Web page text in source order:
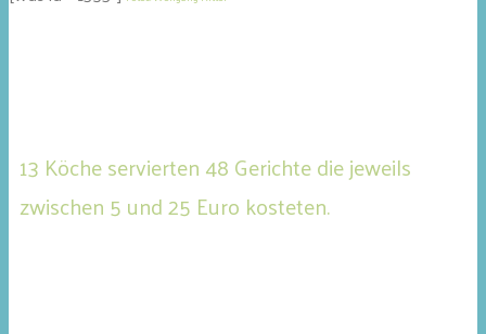
13 Köche servierten 48 Gerichte die jeweils
zwischen 5 und 25 Euro kosteten.